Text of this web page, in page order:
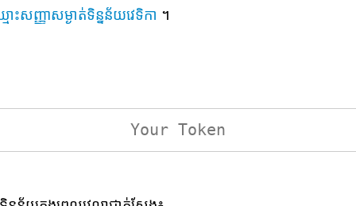
ះសញ្ញាសម្ងាត់ទិន្នន័យវេទិកា ។